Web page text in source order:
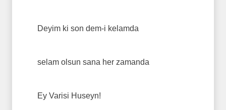
Deyim ki son dem-i kelamda
selam olsun sana her zamanda
Ey Varisi Huseyn!